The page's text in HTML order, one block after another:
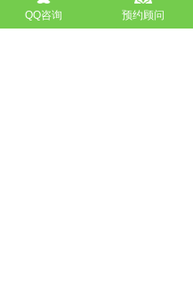
QQ咨询 预约顾问